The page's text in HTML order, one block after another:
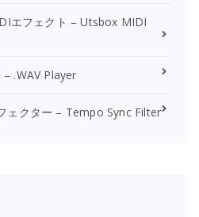
エフェクト – Utsbox MIDI
.WAV Player
ェクター – Tempo Sync Filter